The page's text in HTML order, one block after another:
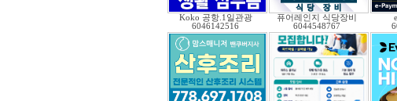
Koko 공항.1일관광
6046142516
퓨어레인지 식당장비
6044548767